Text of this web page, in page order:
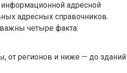
адресной
адресных справочников.
четыре факта:
от регионов и ниже — до зданий